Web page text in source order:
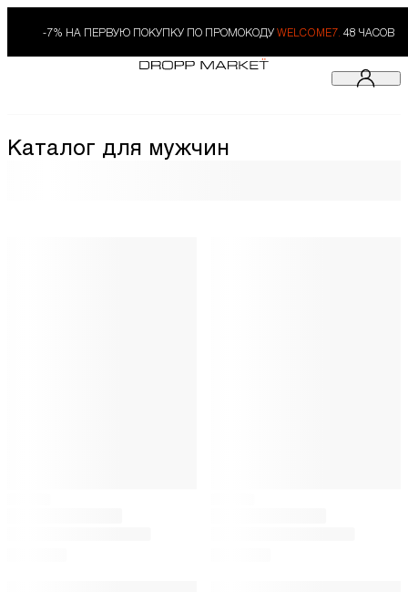
-7% НА ПЕРВУЮ ПОКУПКУ ПО ПРОМОКОДУ WELCOME7. 48 ЧАСОВ
Каталог для мужчин